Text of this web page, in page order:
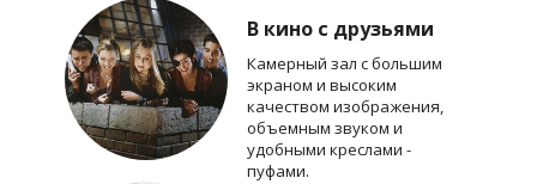
В кино с друзьями
Камерный зал с большим
экраном и высоким
качеством изображения,
объемным звуком и
удобными креслами -
пуфами.